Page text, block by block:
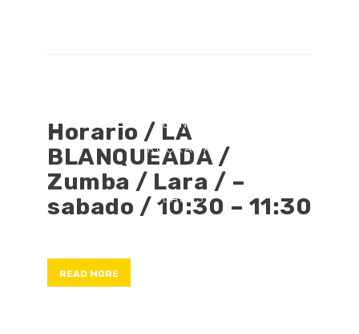
PLANES
PROGRAMAS
CLASES
Horario / LA
BLANQUEADA /
Zumba / Lara / –
sabado / 10:30 – 11:30
READ MORE